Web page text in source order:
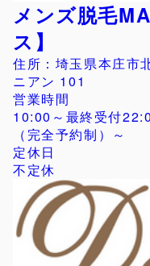
メンズ脱毛
ス】
住所：埼玉県本庄市
ニアン 101
営業時間
10:00～最終受付
（完全予約制）～
定休日
不定休